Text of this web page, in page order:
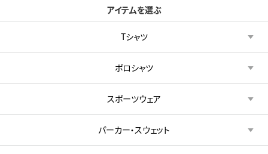
アイテムを選ぶ
Tシャツ
ポロシャツ
スポーツウェア
パーカー・スウェット